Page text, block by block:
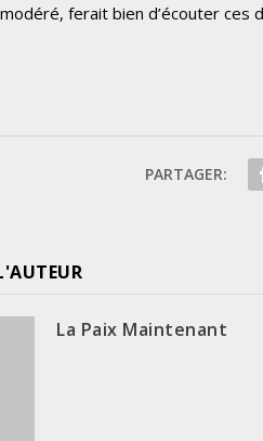
ferait bien d’écouter ces
PARTAGER:
La Paix Maintenant